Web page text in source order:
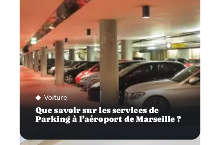
Voiture
Que savoir sur les services de
Parking à l’aéroport de Marseille ?